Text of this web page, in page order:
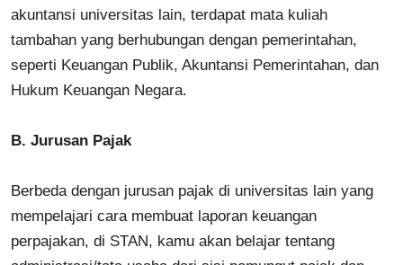
akuntansi universitas lain, terdapat mata kuliah
tambahan yang berhubungan dengan pemerintahan,
seperti Keuangan Publik, Akuntansi Pemerintahan, dan
Hukum Keuangan Negara.
B. Jurusan Pajak
Berbeda dengan jurusan pajak di universitas lain yang
mempelajari cara membuat laporan keuangan
perpajakan, di STAN, kamu akan belajar tentang